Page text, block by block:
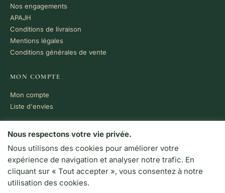
Nos engagements
APAJH
Conditions de livraison
Mentions légales
Conditions générales de vente
MON COMPTE
Mon compte
Liste d'envies
PAIEMENT 100% SÉCURISÉ
VISA MC CB
LIVRAISON RAPIDE
Colissimo · Chronopost
Nous respectons votre vie privée.
Nous utilisons des cookies pour améliorer votre
expérience de navigation et analyser notre trafic. En
cliquant sur « Tout accepter », vous consentez à notre
utilisation des cookies.